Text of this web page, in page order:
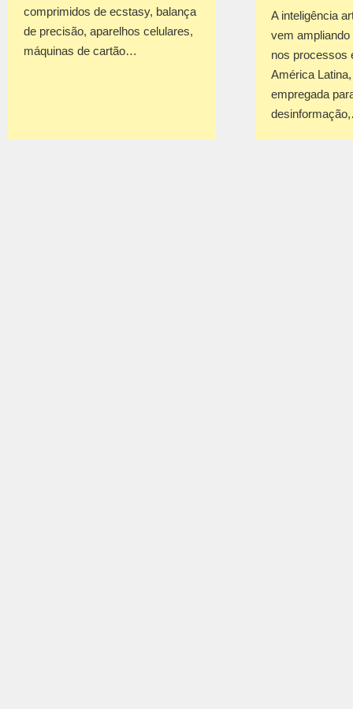
comprimidos de ecstasy, balança
de precisão, aparelhos celulares,
máquinas de cartão…
A inteligência
vem
nos processos
América
empregada